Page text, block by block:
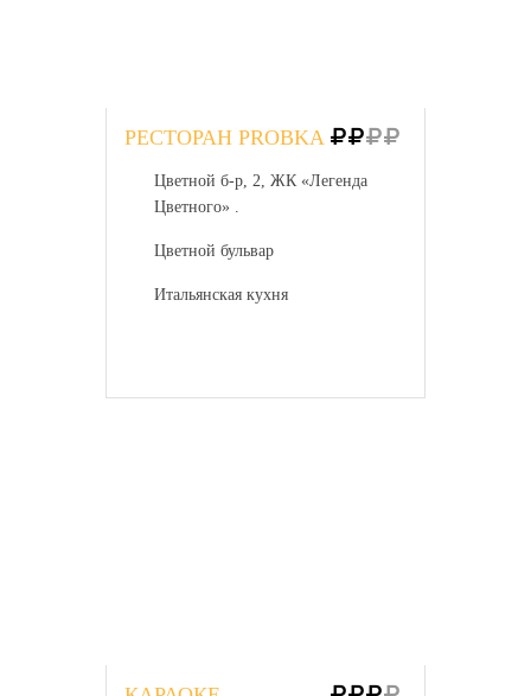
РЕСТОРАН PROBKA
Цветной б-р, 2, ЖК «Легенда
Цветного» .
Цветной бульвар
Итальянская кухня